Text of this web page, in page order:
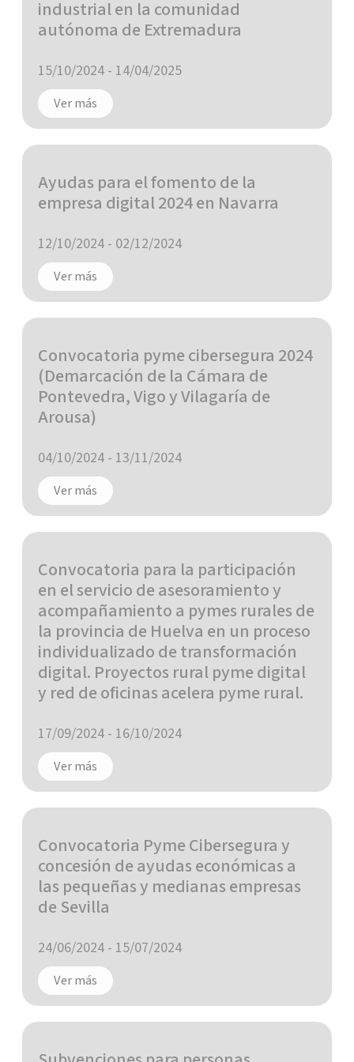
industrial en la comunidad
autónoma de Extremadura
15/10/2024 - 14/04/2025
Ver más
Ayudas para el fomento de la
empresa digital 2024 en Navarra
12/10/2024 - 02/12/2024
Ver más
Convocatoria pyme cibersegura 2024
(Demarcación de la Cámara de
Pontevedra, Vigo y Vilagaría de
Arousa)
04/10/2024 - 13/11/2024
Ver más
Convocatoria para la participación
en el servicio de asesoramiento y
acompañamiento a pymes rurales de
la provincia de Huelva en un proceso
individualizado de transformación
digital. Proyectos rural pyme digital
y red de oficinas acelera pyme rural.
17/09/2024 - 16/10/2024
Ver más
Convocatoria Pyme Cibersegura y
concesión de ayudas económicas a
las pequeñas y medianas empresas
de Sevilla
24/06/2024 - 15/07/2024
Ver más